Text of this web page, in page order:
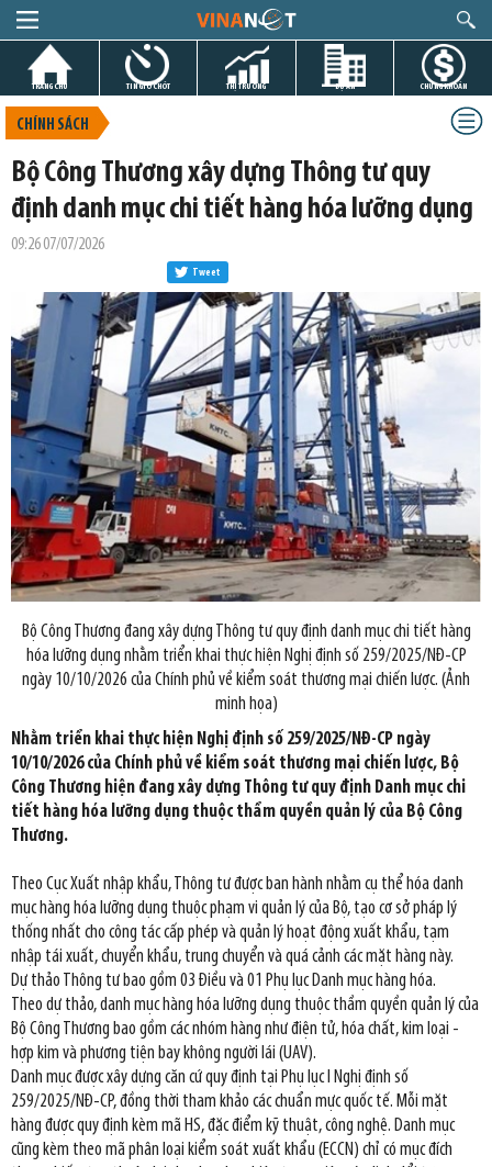
TRANG CHỦ TIN GIỜ CHÓT THỊ TRƯỜNG DỰ ÁN CHỨNG KHOÁN
CHÍNH SÁCH
Bộ Công Thương xây dựng Thông tư quy
định danh mục chi tiết hàng hóa lưỡng dụng
09:26 07/07/2026
Tweet
Bộ Công Thương đang xây dựng Thông tư quy định danh mục chi tiết hàng
hóa lưỡng dụng nhằm triển khai thực hiện Nghị định số 259/2025/NĐ-CP
ngày 10/10/2026 của Chính phủ về kiểm soát thương mại chiến lược. (Ảnh
minh họa)
Nhằm triển khai thực hiện Nghị định số 259/2025/NĐ-CP ngày
10/10/2026 của Chính phủ về kiểm soát thương mại chiến lược, Bộ
Công Thương hiện đang xây dựng Thông tư quy định Danh mục chi
tiết hàng hóa lưỡng dụng thuộc thẩm quyền quản lý của Bộ Công
Thương.
Theo Cục Xuất nhập khẩu, Thông tư được ban hành nhằm cụ thể hóa danh
mục hàng hóa lưỡng dụng thuộc phạm vi quản lý của Bộ, tạo cơ sở pháp lý
thống nhất cho công tác cấp phép và quản lý hoạt động xuất khẩu, tạm
nhập tái xuất, chuyển khẩu, trung chuyển và quá cảnh các mặt hàng này.
Dự thảo Thông tư bao gồm 03 Điều và 01 Phụ lục Danh mục hàng hóa.
Theo dự thảo, danh mục hàng hóa lưỡng dụng thuộc thầm quyền quản lý của
Bộ Công Thương bao gồm các nhóm hàng như điện tử, hóa chất, kim loại -
hợp kim và phương tiện bay không người lái (UAV).
Danh mục được xây dựng căn cứ quy định tại Phụ lục I Nghị định số
259/2025/NĐ-CP, đồng thời tham khảo các chuẩn mực quốc tế. Mỗi mặt
hàng được quy định kèm mã HS, đặc điểm kỹ thuật, công nghệ. Danh mục
cũng kèm theo mã phân loại kiểm soát xuất khẩu (ECCN) chỉ có mục đích